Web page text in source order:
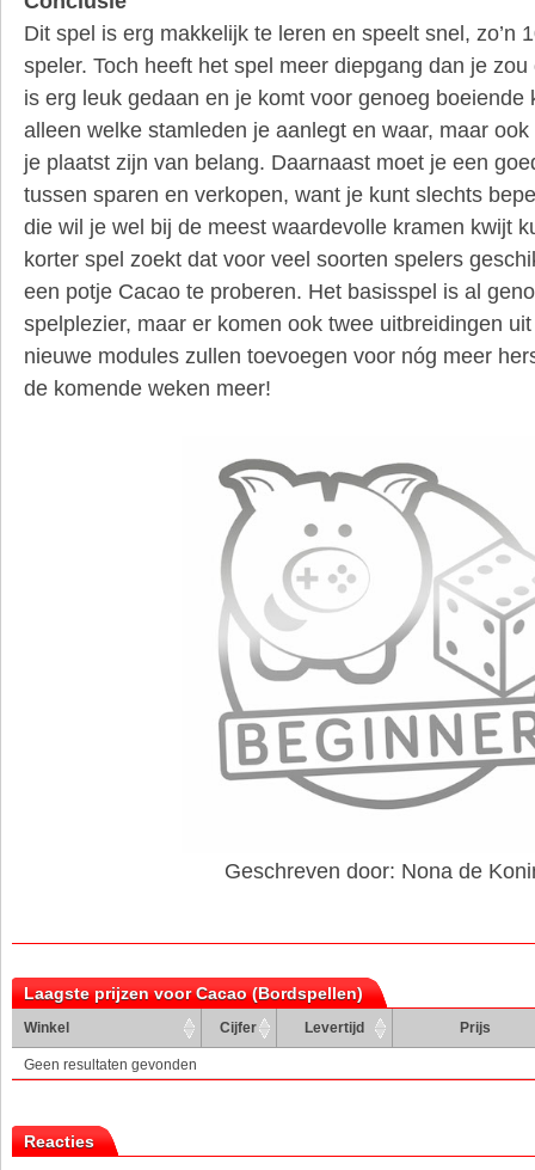
Dit spel is erg makkelijk te leren en speelt snel, zo’n
speler. Toch heeft het spel meer diepgang dan je
is erg leuk gedaan en je komt voor genoeg boeiende
alleen welke stamleden je aanlegt en waar, maar
je plaatst zijn van belang. Daarnaast moet je een
tussen sparen en verkopen, want je kunt slechts
die wil je wel bij de meest waardevolle kramen kwijt
korter spel zoekt dat voor veel soorten spelers
een potje Cacao te proberen. Het basisspel is al
spelplezier, maar er komen ook twee uitbreidingen
nieuwe modules zullen toevoegen voor nóg meer
de komende weken meer!
Geschreven door: Nona de
Laagste prijzen voor Cacao (Bordspellen)
Winkel Cijfer Levertijd Prijs
Geen resultaten gevonden
Reacties